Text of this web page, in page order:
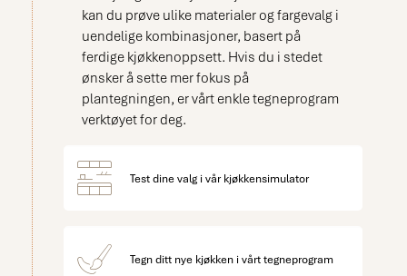
Hvitsåpet grangulv.
VEGG: Frostrøyk, Jotun.
Test dine valg i vår kjøkkensimulator
Tegn ditt nye kjøkken i vårt tegneprogram
kan du prøve ulike materialer og fargevalg i
uendelige kombinasjoner, basert på
ferdige kjøkkenoppsett. Hvis du i stedet
ønsker å sette mer fokus på
plantegningen, er vårt enkle tegneprogram
verktøyet for deg.